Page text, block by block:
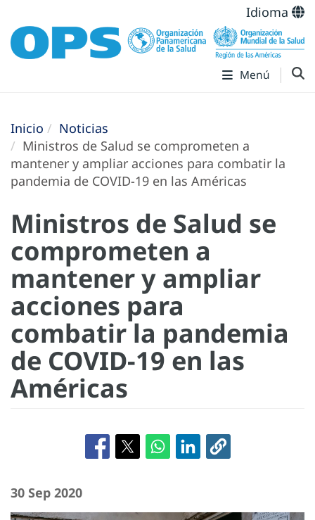
Idioma
Menú
Inicio
Noticias
Ministros de Salud se comprometen a
mantener y ampliar acciones para combatir la
pandemia de COVID-19 en las Américas
Ministros de Salud se
comprometen a
mantener y ampliar
acciones para
combatir la pandemia
de COVID-19 en las
Américas
30 Sep 2020